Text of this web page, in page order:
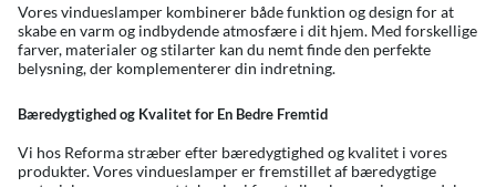
Vores vindueslamper kombinerer både funktion og design for at
skabe en varm og indbydende atmosfære i dit hjem. Med forskellige
farver, materialer og stilarter kan du nemt finde den perfekte
belysning, der komplementerer din indretning.
Bæredygtighed og Kvalitet for En Bedre Fremtid
Vi hos Reforma stræber efter bæredygtighed og kvalitet i vores
produkter. Vores vindueslamper er fremstillet af bæredygtige